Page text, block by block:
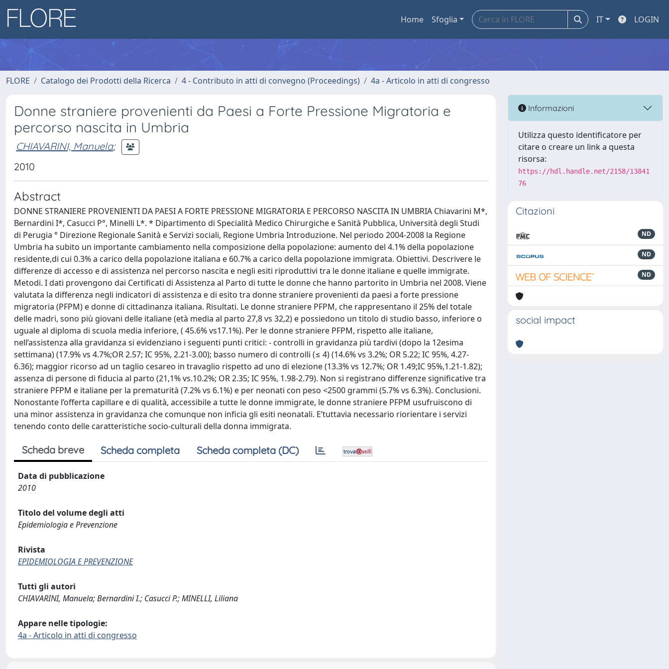
Home Sfoglia IT LOGIN
FLORE Catalogo dei Prodotti della Ricerca 4 - Contributo in atti di convegno (Proceedings) 4a - Articolo in atti di congresso
Donne straniere provenienti da Paesi a Forte Pressione Migratoria e
percorso nascita in Umbria
CHIAVARINI, Manuela;
2010
Abstract
DONNE STRANIERE PROVENIENTI DA PAESI A FORTE PRESSIONE MIGRATORIA E PERCORSO NASCITA IN UMBRIA Chiavarini M*,
Bernardini I*, Casucci P°, Minelli L*. * Dipartimento di Specialità Medico Chirurgiche e Sanità Pubblica, Università degli Studi
di Perugia ° Direzione Regionale Sanità e Servizi sociali, Regione Umbria Introduzione. Nel periodo 2004-2008 la Regione
Umbria ha subito un importante cambiamento nella composizione della popolazione: aumento del 4.1% della popolazione
residente,di cui 0.3% a carico della popolazione italiana e 60.7% a carico della popolazione immigrata. Obiettivi. Descrivere le
differenze di accesso e di assistenza nel percorso nascita e negli esiti riproduttivi tra le donne italiane e quelle immigrate.
Metodi. I dati provengono dai Certificati di Assistenza al Parto di tutte le donne che hanno partorito in Umbria nel 2008. Viene
valutata la differenza negli indicatori di assistenza e di esito tra donne straniere provenienti da paesi a forte pressione
migratoria (PFPM) e donne di cittadinanza italiana. Risultati. Le donne straniere PFPM, che rappresentano il 25% del totale
delle madri, sono più giovani delle italiane (età media al parto 27,8 vs 32,2) e possiedono un titolo di studio basso, inferiore o
uguale al diploma di scuola media inferiore, ( 45.6% vs17.1%). Per le donne straniere PFPM, rispetto alle italiane,
nell’assistenza alla gravidanza si evidenziano i seguenti punti critici: - controlli in gravidanza più tardivi (dopo la 12esima
settimana) (17.9% vs 4.7%;OR 2.57; IC 95%, 2.21-3.00); basso numero di controlli (≤ 4) (14.6% vs 3.2%; OR 5.22; IC 95%, 4.27-
6.36); maggior ricorso ad un taglio cesareo in travaglio rispetto ad uno di elezione (13.3% vs 12.7%; OR 1.49;IC 95%,1.21-1.82);
assenza di persone di fiducia al parto (21,1% vs.10.2%; OR 2.35; IC 95%, 1.98-2.79). Non si registrano differenze significative tra
straniere PFPM e italiane per la prematurità (7.2% vs 6.1%) e per neonati con peso <2500 grammi (5.7% vs 6.3%). Conclusioni.
Nonostante l’offerta capillare e di qualità, accessibile a tutte le donne immigrate, le donne straniere PFPM usufruiscono di
una minor assistenza in gravidanza che comunque non inficia gli esiti neonatali. E’tuttavia necessario riorientare i servizi
tenendo conto delle caratteristiche socio-culturali della donna immigrata.
Scheda breve Scheda completa Scheda completa (DC)
Data di pubblicazione
2010
Titolo del volume degli atti
Epidemiologia e Prevenzione
Rivista
EPIDEMIOLOGIA E PREVENZIONE
Tutti gli autori
CHIAVARINI, Manuela; Bernardini I.; Casucci P.; MINELLI, Liliana
Appare nelle tipologie:
4a - Articolo in atti di congresso
Informazioni
Utilizza questo identificatore per
citare o creare un link a questa
risorsa:
https://hdl.handle.net/2158/13841
76
Citazioni
ND
ND
ND
social impact